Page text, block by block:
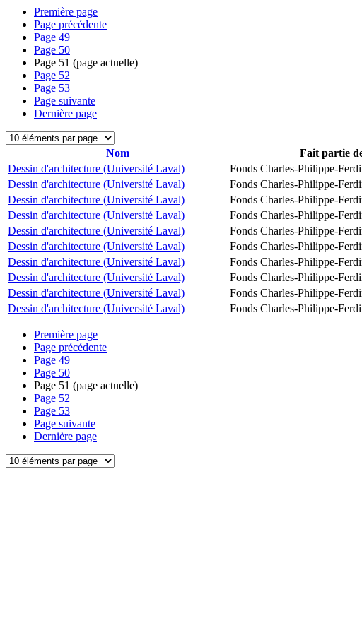
Première page
Page précédente
Page 49
Page 50
Page 51 (page actuelle)
Page 52
Page 53
Page suivante
Dernière page
Nom Fait partie
Dessin d'architecture (Université Laval)
Fonds Charles-Philippe-
Dessin d'architecture (Université Laval)
Fonds Charles-Philippe-
Dessin d'architecture (Université Laval)
Fonds Charles-Philippe-
Dessin d'architecture (Université Laval)
Fonds Charles-Philippe-
Dessin d'architecture (Université Laval)
Fonds Charles-Philippe-
Dessin d'architecture (Université Laval)
Fonds Charles-Philippe-
Dessin d'architecture (Université Laval)
Fonds Charles-Philippe-
Dessin d'architecture (Université Laval)
Fonds Charles-Philippe-
Dessin d'architecture (Université Laval)
Fonds Charles-Philippe-
Dessin d'architecture (Université Laval)
Fonds Charles-Philippe-
Première page
Page précédente
Page 49
Page 50
Page 51 (page actuelle)
Page 52
Page 53
Page suivante
Dernière page